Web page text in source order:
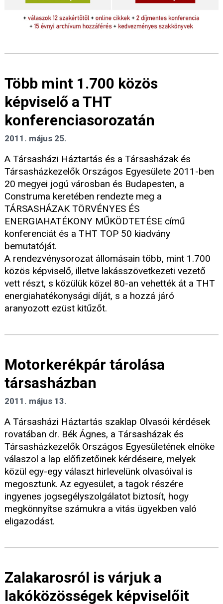
Több mint 1.700 közös
képviselő a THT
konferenciasorozatán
2011. május 25.
A Társasházi Háztartás és a Társasházak és
Társasházkezelők Országos Egyesülete 2011-ben
20 megyei jogú városban és Budapesten, a
Construma keretében rendezte meg a
TÁRSASHÁZAK TÖRVÉNYES ÉS
ENERGIAHATÉKONY MŰKÖDTETÉSE című
konferenciát és a THT TOP 50 kiadvány
bemutatóját.
A rendezvénysorozat állomásain több, mint 1.700
közös képviselő, illetve lakásszövetkezeti vezető
vett részt, s közülük közel 80-an vehették át a THT
energiahatékonysági díját, s a hozzá járó
aranyozott ezüst kitűzőt.
Motorkerékpár tárolása
társasházban
2011. május 13.
A Társasházi Háztartás szaklap Olvasói kérdések
rovatában dr. Bék Ágnes, a Társasházak és
Társasházkezelők Országos Egyesületének elnöke
válaszol a lap előfizetőinek kérdéseire, melyek
közül egy-egy választ hirlevelünk olvasóival is
megosztunk. Az egyesület, a tagok részére
ingyenes jogsegélyszolgálatot biztosít, hogy
megkönnyítse számukra a vitás ügyekben való
eligazodást.
Zalakarosról is várjuk a
lakóközösségek képviselőit